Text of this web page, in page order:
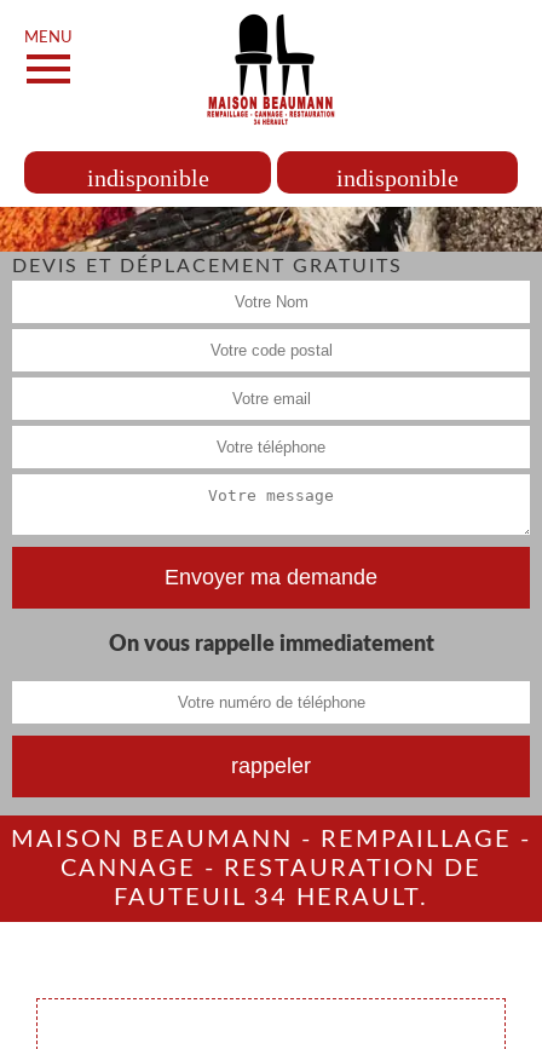
MENU
indisponible indisponible
DEVIS ET DÉPLACEMENT GRATUITS
On vous rappelle immediatement
MAISON BEAUMANN - REMPAILLAGE -
CANNAGE - RESTAURATION DE
FAUTEUIL 34 HERAULT.